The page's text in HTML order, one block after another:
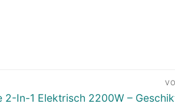
2-In-1 Elektrisch 2200W –